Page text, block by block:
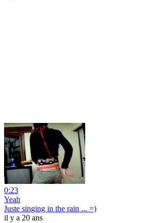
0:23
Yeah
Juste singing in the rain ... =)
il y a 20 ans